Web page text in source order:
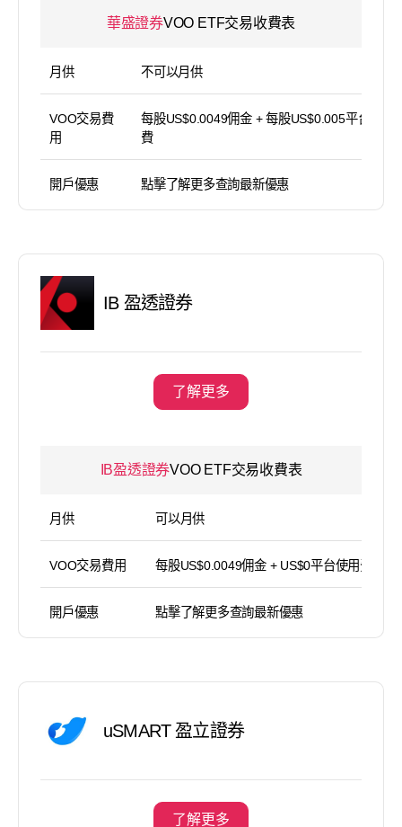
華盛證券VOO ETF交易收費表
月供 不可以月供
VOO交易費
用
每股US$0.0049佣金 + 每股US$0.005平台使用
費
開戶優惠 點擊了解更多查詢最新優惠
IB 盈透證券
了解更多
IB盈透證券VOO ETF交易收費表
月供 可以月供
VOO交易費用 每股US$0.0049佣金 + US$0平台使用費
開戶優惠 點擊了解更多查詢最新優惠
uSMART 盈立證券
了解更多